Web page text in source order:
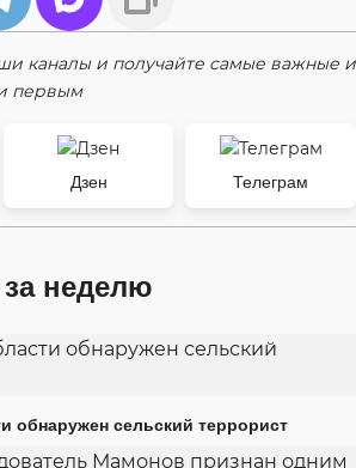
каналы и получайте самые важные и
первым
Дзен Телеграм
неделю
обнаружен сельский террорист